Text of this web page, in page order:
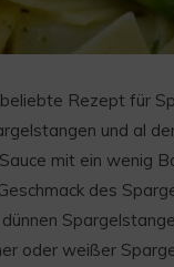
Rezept für
und al
mit ein wenig
des
oder weißer